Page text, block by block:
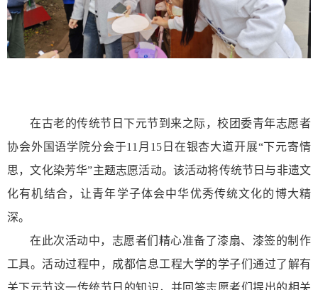
在古老的传统节日下元节到来之际，校团委青年志愿者
协会外国语学院分会于11月15日在银杏大道开展“下元寄情
思，文化染芳华”主题志愿活动。该活动将传统节日与非遗文
化有机结合，让青年学子体会中华优秀传统文化的博大精
深。
在此次活动中，志愿者们精心准备了漆扇、漆签的制作
工具。活动过程中，成都信息工程大学的学子们通过了解有
关下元节这一传统节日的知识，并回答志愿者们提出的相关